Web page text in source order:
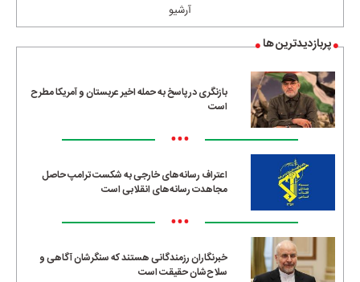
آرشیو
پربازدیدترین ها
بازنگری در پاسخ به حمله اخیر عربستان و آمریکا مطرح
است
•••
اعتراف رسانه‌های خارجی به شکست ترامپ حاصل
مجاهدت رسانه‌های انقلابی است
•••
خبرنگاران رزمندگانی هستند که سنگرشان آگاهی و
سلاح‌شان حقیقت است